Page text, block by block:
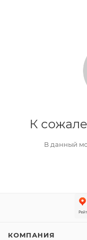
К
В данный
КОМПАНИЯ